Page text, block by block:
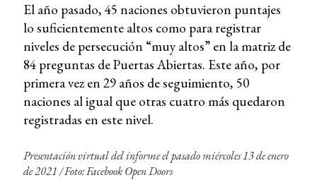
El año pasado, 45 naciones obtuvieron puntajes
lo suficientemente altos como para registrar
niveles de persecución “muy altos” en la matriz de
84 preguntas de Puertas Abiertas. Este año, por
primera vez en 29 años de seguimiento, 50
naciones al igual que otras cuatro más quedaron
registradas en este nivel.
Presentación virtual del informe el pasado miércoles 13 de enero
de 2021 /Foto: Facebook Open Doors